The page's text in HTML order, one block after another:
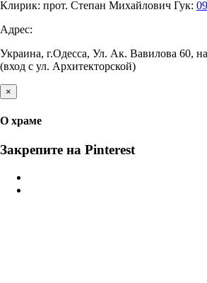
Клирик: прот. Степан Михайлович Гук:
Адрес:
Украина, г.Одесса, Ул. Ак. Вавилова 60,
(вход с ул. Архитекторской)
×
О храме
Закрепите на Pinterest